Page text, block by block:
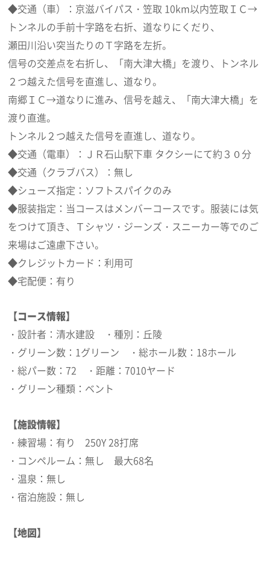
◆交通（車）：京滋バイパス・笠取 10km以内笠取ＩＣ→
トンネルの手前十字路を右折、道なりにくだり、
瀬田川沿い突当たりのＴ字路を左折。
信号の交差点を右折し、「南大津大橋」を渡り、トンネル
２つ越えた信号を直進し、道なり。
南郷ＩＣ→道なりに進み、信号を越え、「南大津大橋」を
渡り直進。
トンネル２つ越えた信号を直進し、道なり。
◆交通（電車）：ＪＲ石山駅下車 タクシーにて約３０分
◆交通（クラブバス）：無し
◆シューズ指定：ソフトスパイクのみ
◆服装指定：当コースはメンバーコースです。服装には気
をつけて頂き、Ｔシャツ・ジーンズ・スニーカー等でのご
来場はご遠慮下さい。
◆クレジットカード：利用可
◆宅配便：有り
【コース情報】
・設計者：清水建設 ・種別：丘陵
・グリーン数：1グリーン ・総ホール数：18ホール
・総パー数：72 ・距離：7010ヤード
・グリーン種類：ベント
【施設情報】
・練習場：有り 250Y 28打席
・コンペルーム：無し 最大68名
・温泉：無し
・宿泊施設：無し
【地図】